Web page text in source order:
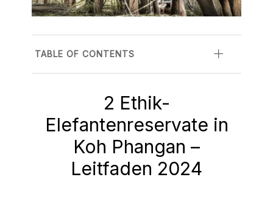
TABLE OF CONTENTS
2 Ethik-
Elefantenreservate in
Koh Phangan –
Leitfaden 2024